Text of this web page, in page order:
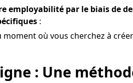
employabilité par le biais de
:
où vous cherchez à
: Une